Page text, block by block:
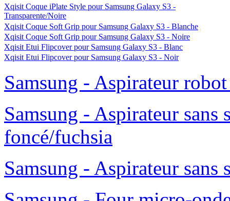
Xqisit Coque iPlate Style pour Samsung Galaxy S3 -
Transparente/Noire
Xqisit Coque Soft Grip pour Samsung Galaxy S3 - Blanche
Xqisit Coque Soft Grip pour Samsung Galaxy S3 - Noire
Xqisit Etui Flipcover pour Samsung Galaxy S3 - Blanc
Xqisit Etui Flipcover pour Samsung Galaxy S3 - Noir
Samsung - Aspirateur
Samsung - Aspirateur
foncé/fuchsia
Samsung - Aspirateur sans